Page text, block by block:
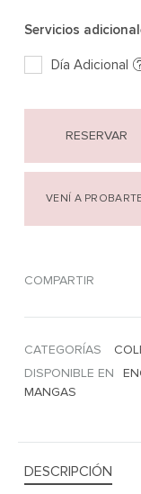
Servicios
Día Adicional
RESERVAR
VENÍ A
COMPARTIR
CATEGORÍAS
DISPONIBLE EN
MANGAS
DESCRIPCIÓN